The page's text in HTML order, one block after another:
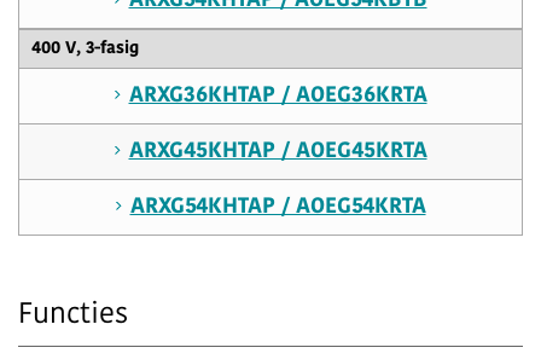
400 V, 3-fasig
ARXG36KHTAP / AOEG36KRTA
ARXG45KHTAP / AOEG45KRTA
ARXG54KHTAP / AOEG54KRTA
Functies